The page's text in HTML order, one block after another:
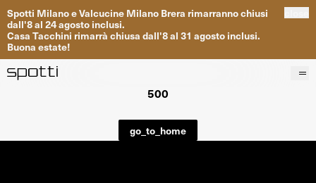
Spotti MilanoeValcucine Milano Brera rimarrannochiusi
dall'8al 24agosto inclusi.
Casa Tacchini rimarrà chiusa dall'8al 31 agosto inclusi.
Buona estate!
Progetti
500
go_to_home